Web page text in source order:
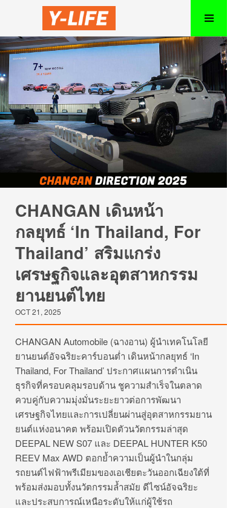
CHANGAN เดินหน้า
กลยุทธ์ ‘In Thailand, For
Thailand’ สริมแกร่ง
เศรษฐกิจและอุตสาหกรรม
ยานยนต์ไทย
OCT 21, 2025
CHANGAN Automobile (ฉางอาน) ผู้นำเทคโนโลยี
ยานยนต์อัจฉริยะคาร์บอนต่ำ เดินหน้ากลยุทธ์ ‘In
Thailand, For Thailand’ ประกาศแผนการดำเนิน
ธุรกิจที่ครอบคลุมรอบด้าน ชูความสำเร็จในตลาด
ควบคู่กับความมุ่งมั่นระยะยาวต่อการพัฒนา
เศรษฐกิจไทยและการเปลี่ยนผ่านสู่อุตสาหกรรมยาน
ยนต์แห่งอนาคต พร้อมเปิดตัวนวัตกรรมล่าสุด
DEEPAL NEW S07 และ DEEPAL HUNTER K50
REEV Max AWD ตอกย้ำความเป็นผู้นำในกลุ่ม
รถยนต์ไฟฟ้าพรีเมียมของเอเชียตะวันออกเฉียงใต้ที่
พร้อมส่งมอบทั้งนวัตกรรมล้ำสมัย ดีไซน์อัจฉริยะ
และประสบการณ์เหนือระดับให้แก่ผู้ใช้รถ